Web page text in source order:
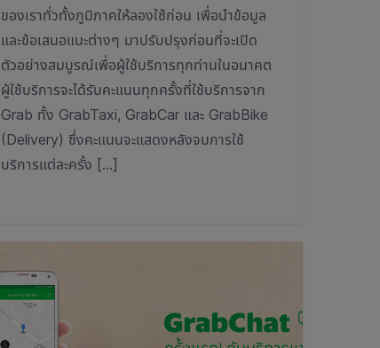
ของเราทั่วทั้งภูมิภาคให้ลองใช้ก่อน เพื่อนำข้อมูล
และข้อเสนอแนะต่างๆ มาปรับปรุงก่อนที่จะเปิด
ตัวอย่างสมบูรณ์เพื่อผู้ใช้บริการทุกท่านในอนาคต
ผู้ใช้บริการจะได้รับคะแนนทุกครั้งที่ใช้บริการจาก
Grab ทั้ง GrabTaxi, GrabCar และ GrabBike
(Delivery) ซึ่งคะแนนจะแสดงหลังจบการใช้
บริการแต่ละครั้ง […]